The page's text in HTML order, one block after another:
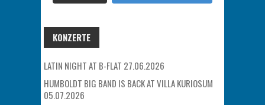
KONZERTE
LATIN NIGHT AT B-FLAT 27.06.2026
HUMBOLDT BIG BAND IS BACK AT VILLA KURIOSUM
05.07.2026